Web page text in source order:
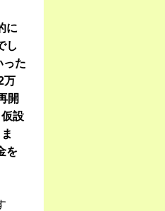
に
し
った
万
開
設
を